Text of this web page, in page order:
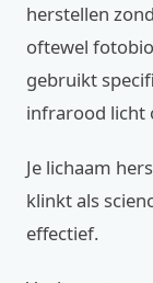
herstellen
oftewel
gebruikt
infrarood licht
Je lichaam
klinkt als
effectief.